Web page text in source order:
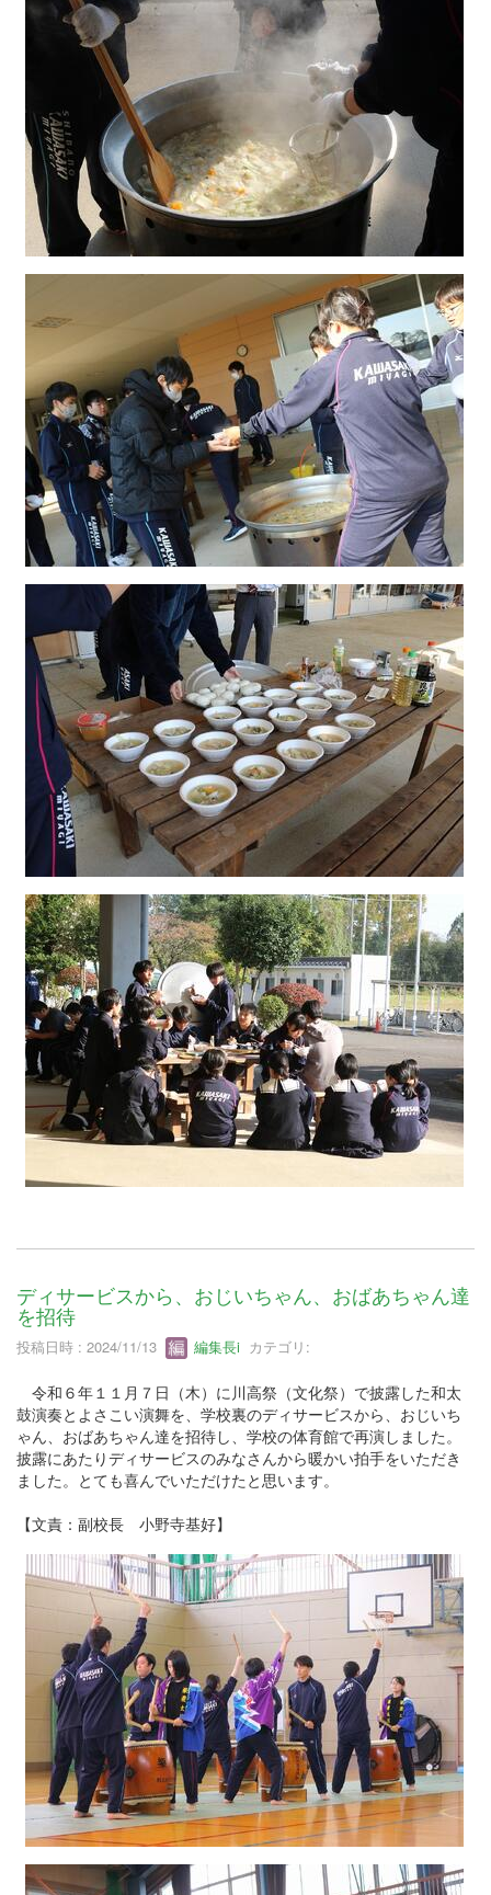
ディサービスから、おじいちゃん、おばあちゃん達
を招待
投稿日時 : 2024/11/13 編集長i カテゴリ:
令和６年１１月７日（木）に川高祭（文化祭）で披露した和太
鼓演奏とよさこい演舞を、学校裏のディサービスから、おじいち
ゃん、おばあちゃん達を招待し、学校の体育館で再演しました。
披露にあたりディサービスのみなさんから暖かい拍手をいただき
ました。とても喜んでいただけたと思います。
【文責：副校長 小野寺基好】